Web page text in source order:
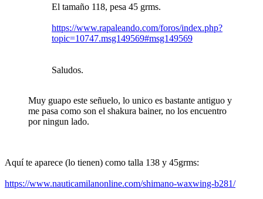
El tamaño 118, pesa 45 grms.
https://www.rapaleando.com/foros/index.php?
topic=10747.msg149569#msg149569
Saludos.
Muy guapo este señuelo, lo unico es bastante antiguo y
me pasa como son el shakura bainer, no los encuentro
por ningun lado.
Aquí te aparece (lo tienen) como talla 138 y 45grms:
https://www.nauticamilanonline.com/shimano-waxwing-b281/